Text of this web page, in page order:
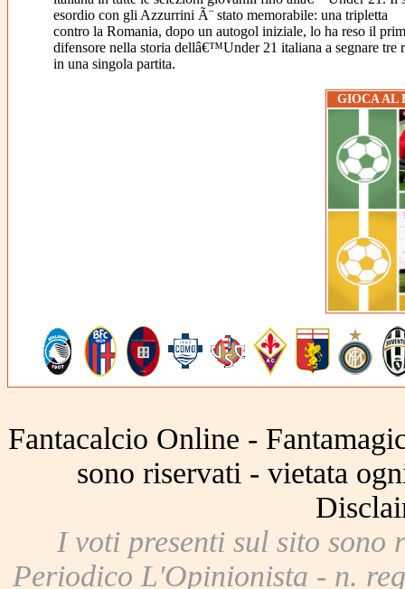
esordio con gli Azzurrini Ã¨ stato memorabile: una tripletta
contro la Romania, dopo un autogol iniziale, lo ha reso il
difensore nella storia dellâ€™Under 21 italiana a segnare tre
in una singola partita.
GIOCA AL
Fantacalcio Online -
sono riservati - vietata
I voti presenti sul sito sono
Periodico L'Opinionista - n.